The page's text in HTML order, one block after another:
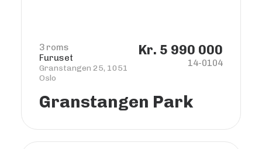
3 roms
Furuset
Granstangen 25, 1051
Oslo
Kr. 5 990 000
14-0104
Granstangen Park